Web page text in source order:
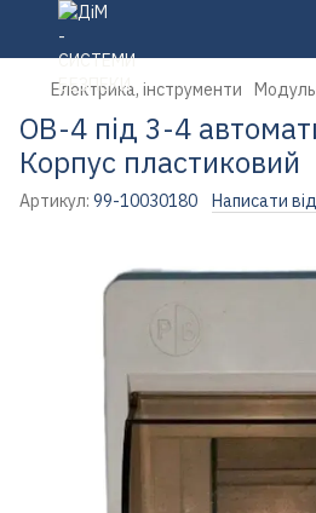
Електрика, інструменти
ОВ-4 під 3-4
Корпус пластиковий
Артикул: 99-10030180 Написати